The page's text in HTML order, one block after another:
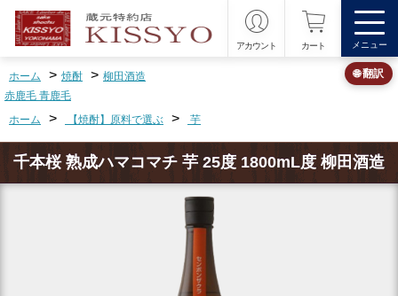
アカウント カート メニュー
ホーム > 焼酎 > 柳田酒造
赤鹿毛 青鹿毛
ホーム
> 【焼酎】原料で選ぶ > 芋
千本桜 熟成ハマコマチ 芋 25度 1800mL度 柳田酒造
🌐 翻訳